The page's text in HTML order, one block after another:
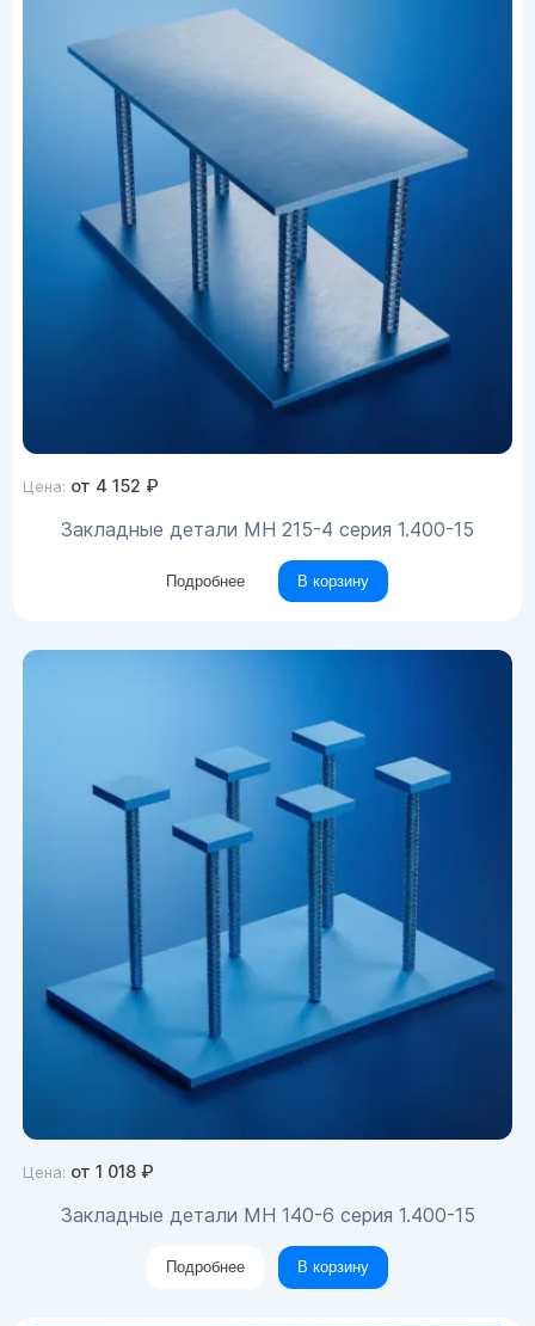
Цена: от 4 152 ₽
Закладные детали МН 215-4 серия 1.400-15
Подробнее В корзину
Цена: от1 018 ₽
Закладные детали МН 140-6 серия 1.400-15
Подробнее В корзину